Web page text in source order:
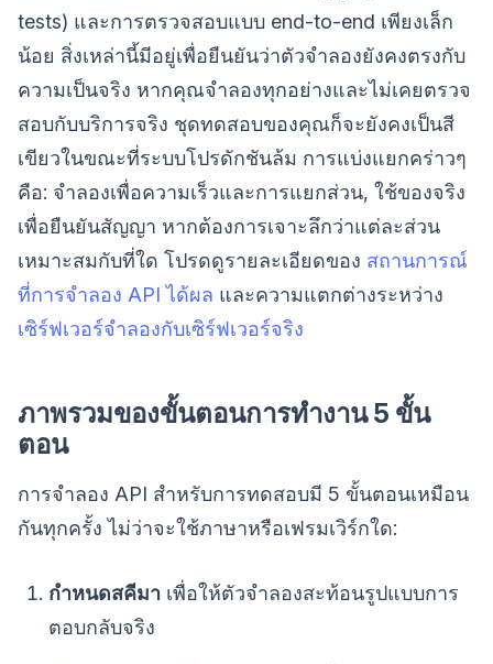
tests) และการตรวจสอบแบบ end-to-end เพียงเล็ก
น้อย สิ่งเหล่านี้มีอยู่เพื่อยืนยันว่าตัวจำลองยังคงตรงกับ
ความเป็นจริง หากคุณจำลองทุกอย่างและไม่เคยตรวจ
สอบกับบริการจริง ชุดทดสอบของคุณก็จะยังคงเป็นสี
เขียวในขณะที่ระบบโปรดักชันล้ม การแบ่งแยกคร่าวๆ
คือ: จำลองเพื่อความเร็วและการแยกส่วน, ใช้ของจริง
เพื่อยืนยันสัญญา หากต้องการเจาะลึกว่าแต่ละส่วน
เหมาะสมกับที่ใด โปรดดูรายละเอียดของ สถานการณ์
ที่การจำลอง API ได้ผล และความแตกต่างระหว่าง
เซิร์ฟเวอร์จำลองกับเซิร์ฟเวอร์จริง
ภาพรวมของขั้นตอนการทำงาน 5 ขั้น
ตอน
การจำลอง API สำหรับการทดสอบมี 5 ขั้นตอนเหมือน
กันทุกครั้ง ไม่ว่าจะใช้ภาษาหรือเฟรมเวิร์กใด:
กำหนดสคีมา เพื่อให้ตัวจำลองสะท้อนรูปแบบการ
ตอบกลับจริง